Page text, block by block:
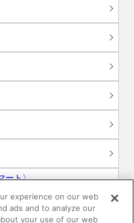
ート〉
ービス
experience on our web
ads and to analyze our
your use of our web